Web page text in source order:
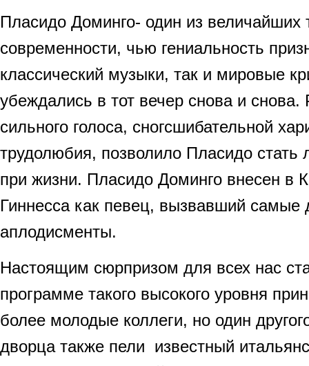
Пласидо Доминго- один из величайших
современности, чью гениальность
классический музыки, так и мировые
убеждались в тот вечер снова и
сильного голоса, сногсшибательной
трудолюбия, позволило Пласидо стать
при жизни. Пласидо Доминго внесен в
Гиннесса как певец, вызвавший самые
аплодисменты.
Настоящим сюрпризом для всех нас
программе такого высокого уровня
более молодые коллеги, но один
дворца также пели известный